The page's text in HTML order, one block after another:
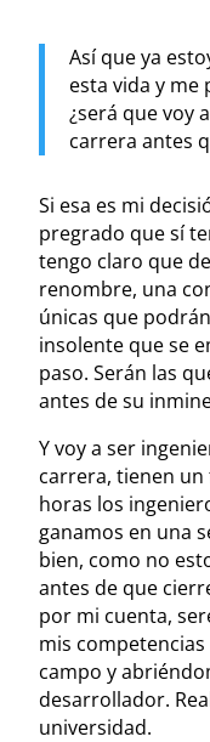
Así que ya
esta vida y me
¿será que voy
carrera antes
Si esa es mi
pregrado que sí
tengo claro que
renombre, una
únicas que
insolente que se
paso. Serán las
antes de su
Y voy a ser
carrera, tienen
horas los
ganamos en una
bien, como no
antes de que
por mi cuenta,
mis
campo y
desarrollador.
universidad.